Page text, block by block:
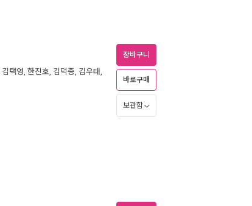
김택영, 한진호, 김덕종, 김우태,
장바구니
바로구매
보관함